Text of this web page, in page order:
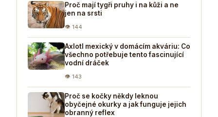
Proč mají tygři pruhy i na kůži a ne
jen na srsti
👁 144
Axlotl mexický v domácím akváriu: Co
všechno potřebuje tento fascinující
vodní dráček
👁 143
Proč se kočky někdy leknou
obyčejné okurky a jak funguje jejich
obranný reflex